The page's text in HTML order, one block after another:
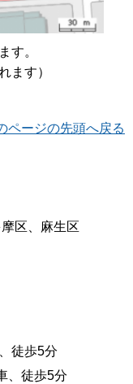
す。
ます）
ページの先頭へ戻る
区、麻生区
徒歩5分
、徒歩5分